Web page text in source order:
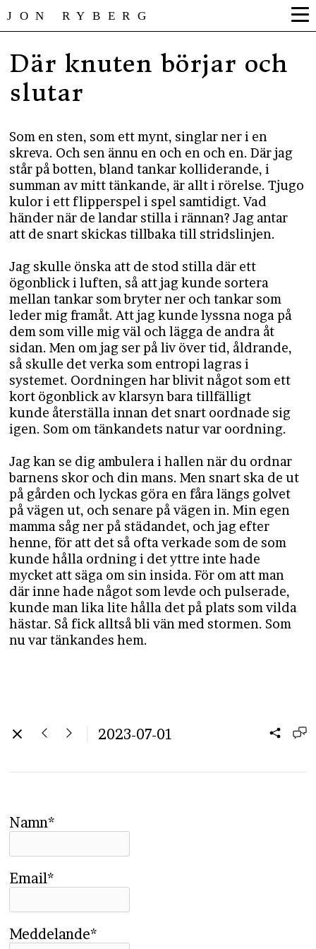
JON RYBERG
Där knuten börjar och
slutar
Som en sten, som ett mynt, singlar ner i en
skreva. Och sen ännu en och en och en. Där jag
står på botten, bland tankar kolliderande, i
summan av mitt tänkande, är allt i rörelse. Tjugo
kulor i ett flipperspel i spel samtidigt. Vad
händer när de landar stilla i rännan? Jag antar
att de snart skickas tillbaka till stridslinjen.
Jag skulle önska att de stod stilla där ett
ögonblick i luften, så att jag kunde sortera
mellan tankar som bryter ner och tankar som
leder mig framåt. Att jag kunde lyssna noga på
dem som ville mig väl och lägga de andra åt
sidan. Men om jag ser på liv över tid, åldrande,
så skulle det verka som entropi lagras i
systemet. Oordningen har blivit något som ett
kort ögonblick av klarsyn bara tillfälligt
kunde återställa innan det snart oordnade sig
igen. Som om tänkandets natur var oordning.
Jag kan se dig ambulera i hallen när du ordnar
barnens skor och din mans. Men snart ska de ut
på gården och lyckas göra en fåra längs golvet
på vägen ut, och senare på vägen in. Min egen
mamma såg ner på städandet, och jag efter
henne, för att det så ofta verkade som de som
kunde hålla ordning i det yttre inte hade
mycket att säga om sin insida. För om att man
där inne hade något som levde och pulserade,
kunde man lika lite hålla det på plats som vilda
hästar. Så fick alltså bli vän med stormen. Som
nu var tänkandes hem.
2023-07-01
Namn*
Email*
Meddelande*